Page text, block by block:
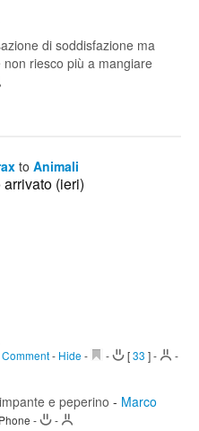
di soddisfazione ma
riesco più a mangiare
to Animali
(ieri)
Comment- Hide - - [33 ]-
-
e peperino - Marco
- -